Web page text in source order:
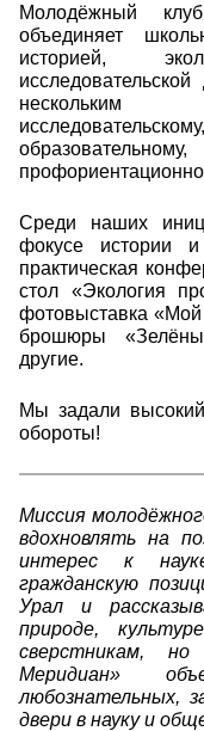
Молодёжный
объединяет
историей,
нескольким
Среди наших
фокусе истории
практическая
стол «Экология
фотовыставка «Мой
брошюры
другие.
Мы задали
обороты!
Миссия
вдохновлять на
интерес к
гражданскую
Урал и
природе,
сверстникам,
Меридиан»
любознательных,
двери в науку и